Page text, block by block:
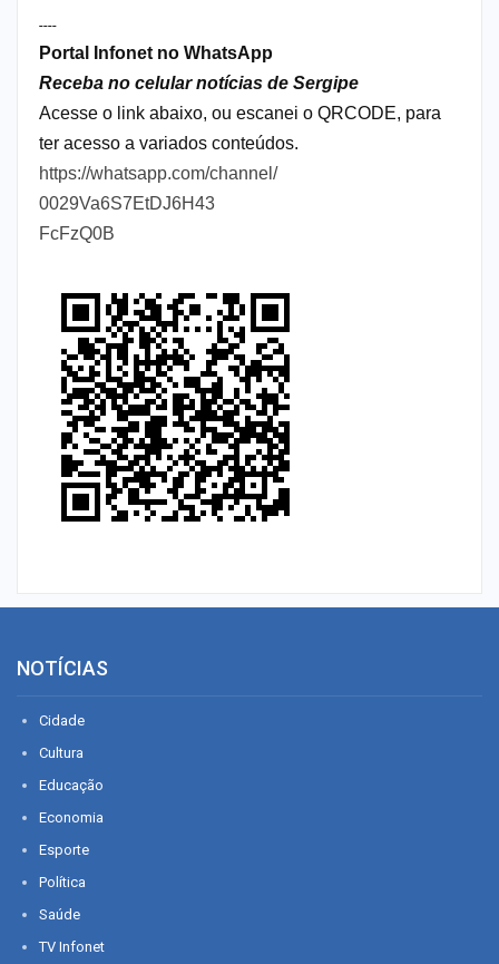
----
Portal Infonet no WhatsApp
Receba no celular notícias de Sergipe
Acesse o link abaixo, ou escanei o QRCODE, para
ter acesso a variados conteúdos.
https://whatsapp.com/channel/
0029Va6S7EtDJ6H43
FcFzQ0B
NOTÍCIAS
Cidade
Cultura
Educação
Economia
Esporte
Política
Saúde
TV Infonet